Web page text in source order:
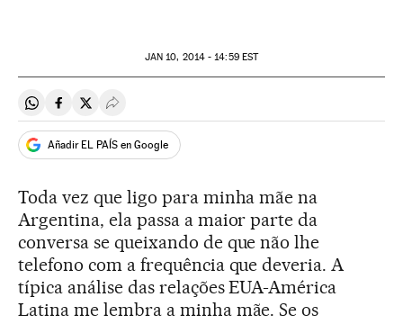
JAN 10, 2014 - 14:59EST
Compartir en Whatsapp
Compartir en Facebook
Compartir en Twitter
Desplegar Redes Sociales
Añadir EL PAÍS en Google
Toda vez que ligo para minha mãe na
Argentina, ela passa a maior parte da
conversa se queixando de que não lhe
telefono com a frequência que deveria. A
típica análise das relações EUA-América
Latina me lembra a minha mãe. Se os